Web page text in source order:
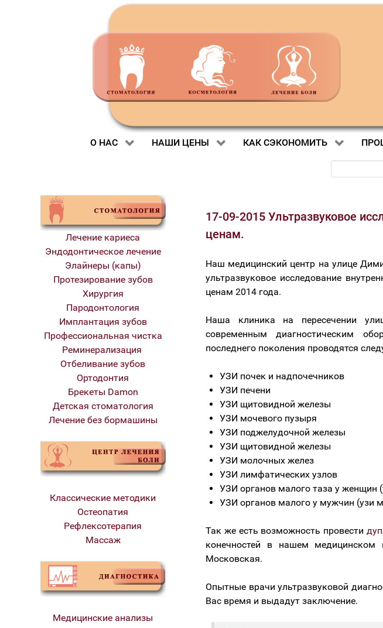
О НАС НАШИ ЦЕНЫ КАК СЭКОНОМИТЬ
Лечение кариеса
Эндодонтическое лечение
Элайнеры (капы)
Протезирование зубов
Хирургия
Пародонтология
Имплантация зубов
Профессиональная чистка
Реминерализация
Отбеливание зубов
Ортодонтия
Брекеты Damon
Детская стоматология
Лечение без бормашины
Классические методики
Остеопатия
Рефлексотерапия
Массаж
Медицинские анализы
17-09-2015 Ультразвуковое
ценам.
Наш медицинский центр на улице
ультразвуковое исследование
ценам 2014 года.
Наша клиника на пересечении
современным диагностическим
последнего поколения проводятся
УЗИ почек и надпочечников
УЗИ печени
УЗИ щитовидной железы
УЗИ мочевого пузыря
УЗИ поджелудочной железы
УЗИ щитовидной железы
УЗИ молочных желез
УЗИ лимфатических узлов
УЗИ органов малого таза у женщин
УЗИ органов малого у мужчин (узи
Так же есть возможность провести
конечностей в нашем медицинском
Московская.
Опытные врачи ультразвуковой
Вас время и выдадут заключение.